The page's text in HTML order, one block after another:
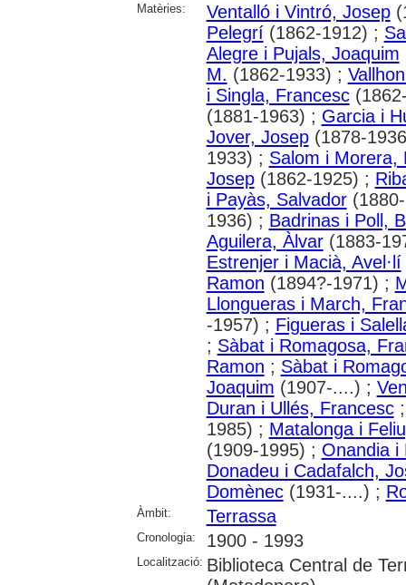
Matèries:
Ventalló i Vintró, Josep
Pelegrí(1862-1912) ;
Alegre i Pujals, Joaquim
M. (1862-1933) ;
i Singla, Francesc
(1881-1963) ; Garcia i
Jover, Josep(1878-
1933) ; Salom i Morera,
Josep(1862-1925) ;
i Payàs, Salvador
1936) ; Badrinas i Poll,
Aguilera, Àlvar(1883-
Estrenjer i Macià, Avel·lí
Ramon (1894?-1971) ;
Llongueras i March,
-1957) ; Figueras i
; Sàbat i Romagosa,
Ramon ; Sàbat i
Joaquim (1907-....) ;
Duran i Ullés, Francesc
1985) ; Matalonga i
(1909-1995) ; Onandia i
Donadeu i Cadafalch,
Domènec(1931-....) ;
Àmbit: Terrassa
Cronologia: 1900 - 1993
Localització: Biblioteca Central de